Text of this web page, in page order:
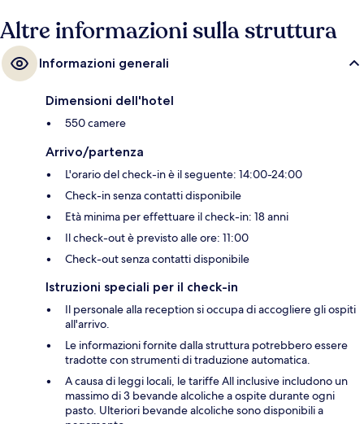
Altre informazioni sulla struttura
Informazioni generali
Dimensioni dell'hotel
550 camere
Arrivo/partenza
L'orario del check-in è il seguente: 14:00-24:00
Check-in senza contatti disponibile
Età minima per effettuare il check-in: 18 anni
Il check-out è previsto alle ore: 11:00
Check-out senza contatti disponibile
Istruzioni speciali per il check-in
Il personale alla reception si occupa di accogliere gli ospiti
all'arrivo.
Le informazioni fornite dalla struttura potrebbero essere
tradotte con strumenti di traduzione automatica.
A causa di leggi locali, le tariffe All inclusive includono un
massimo di 3 bevande alcoliche a ospite durante ogni
pasto. Ulteriori bevande alcoliche sono disponibili a